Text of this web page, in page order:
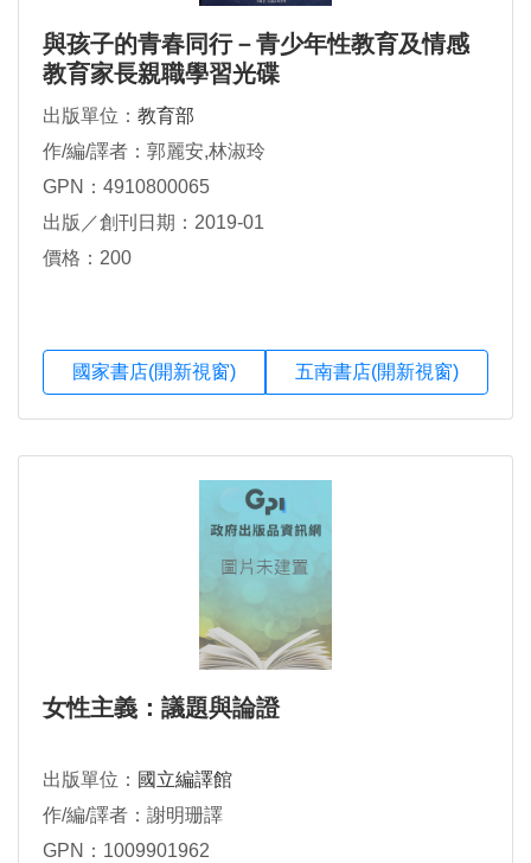
與孩子的青春同行－青少年性教育及情感
教育家長親職學習光碟
出版單位： 教育部
作/編/譯者：郭麗安,林淑玲
GPN：4910800065
出版／創刊日期：2019-01
價格：200
國家書店(開新視窗) 五南書店(開新視窗)
女性主義：議題與論證
出版單位： 國立編譯館
作/編/譯者：謝明珊譯
GPN：1009901962